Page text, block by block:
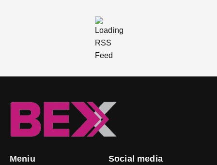
Meniu Social media